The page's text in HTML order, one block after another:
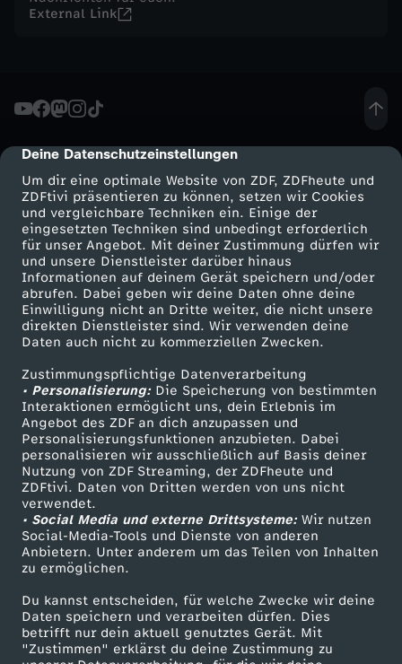
cmp-dialog-description
Deine Datenschutzeinstellungen
Um dir eine optimale Website von ZDF, ZDFheute und
ZDFtivi präsentieren zu können, setzen wir Cookies
und vergleichbare Techniken ein. Einige der
eingesetzten Techniken sind unbedingt erforderlich
für unser Angebot. Mit deiner Zustimmung dürfen wir
und unsere Dienstleister darüber hinaus
Informationen auf deinem Gerät speichern und/oder
abrufen. Dabei geben wir deine Daten ohne deine
Einwilligung nicht an Dritte weiter, die nicht unsere
direkten Dienstleister sind. Wir verwenden deine
Daten auch nicht zu kommerziellen Zwecken.
Zustimmungspflichtige Datenverarbeitung
• Personalisierung:Die Speicherung von bestimmten
Interaktionen ermöglicht uns, dein Erlebnis im
Angebot des ZDF an dich anzupassen und
Personalisierungsfunktionen anzubieten. Dabei
personalisieren wir ausschließlich auf Basis deiner
Nutzung von ZDF Streaming, der ZDFheute und
ZDFtivi. Daten von Dritten werden von uns nicht
verwendet.
• Social Media und externe Drittsysteme:Wir nutzen
Social-Media-Tools und Dienste von anderen
Anbietern. Unter anderem um das Teilen von Inhalten
zu ermöglichen.
Du kannst entscheiden, für welche Zwecke wir deine
Daten speichern und verarbeiten dürfen. Dies
betrifft nur dein aktuell genutztes Gerät. Mit
"Zustimmen" erklärst du deine Zustimmung zu
a
,
4
.
N
o
v
e
m
b
e
r
2
0
External Link
Mehr ZDF
ZDF-Apps
Smart TV
ZDFtext
Livestreams
Sendungen A-Z
TV-Programm
Service
ZDFmitreden
Kontakt zum ZDF
Tickets
Zuschauerservice
Hilfe
ZDF Unternehmen
Karriere
ZDF goes Schule
Werbefernsehen